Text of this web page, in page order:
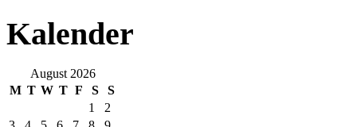
Kalender
August 2026
M T W T F S
S
1
2